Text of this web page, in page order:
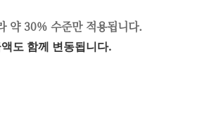
약 30% 수준만 적용됩니다.
도 함께 변동됩니다.